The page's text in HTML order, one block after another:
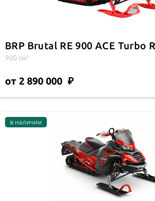
BRP Brutal RE 900 ACE Turbo R
900 см³
от 2 890 000